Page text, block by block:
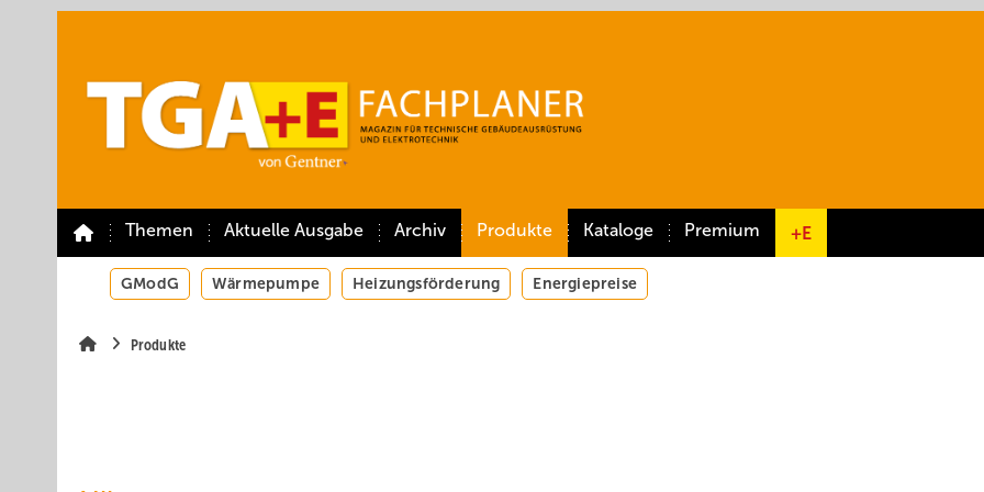
Themen Aktuelle Ausgabe Archiv Produkte Kataloge Premium +E
GModG Wärmepumpe Heizungsförderung Energiepreise
Produkte